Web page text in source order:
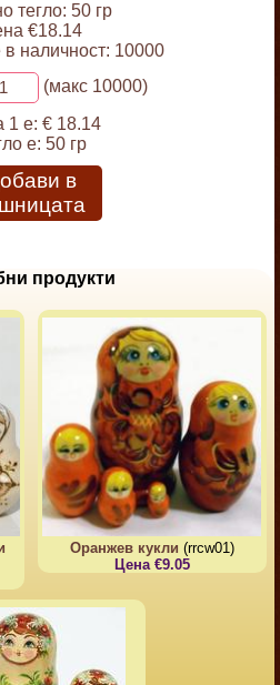
тегло: 50 гр
€18.14
в наличност: 10000
(макс 10000)
1 е: € 18.14
е: 50 гр
в
продукти
Оранжев кукли (rrcw01)
Цена €9.05